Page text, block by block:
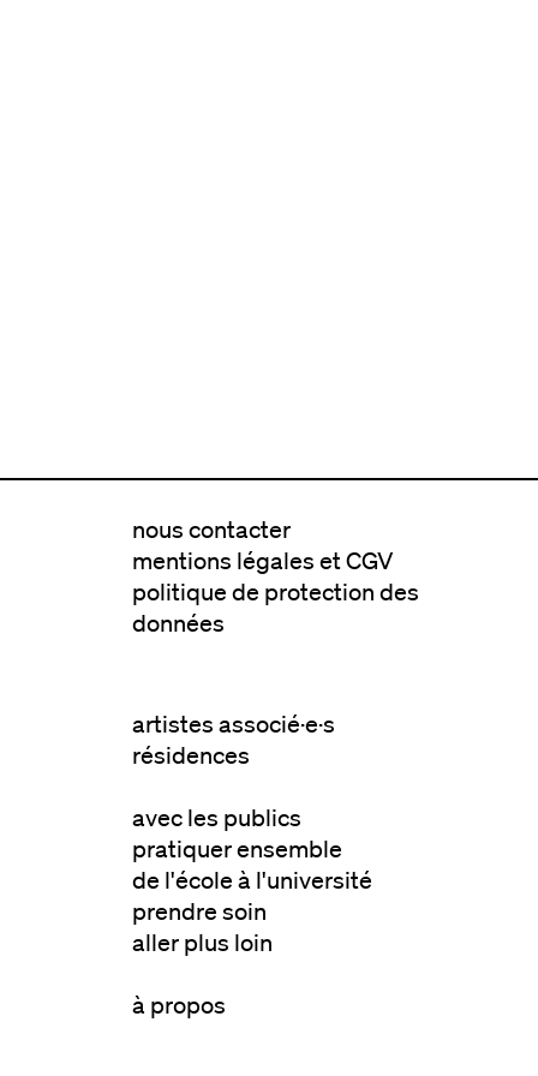
nous contacter
mentions légales et CGV
politique de protection des
données
artistes associé·e·s
résidences
avec les publics
pratiquer ensemble
de l'école à l'université
prendre soin
aller plus loin
à propos